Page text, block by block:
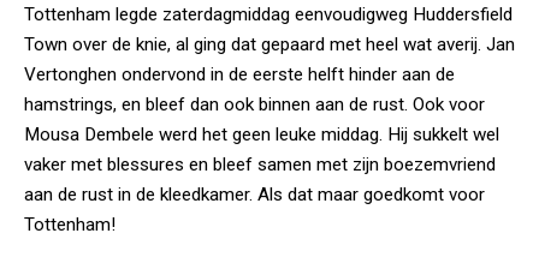
Tottenham legde zaterdagmiddag eenvoudigweg Huddersfield
Town over de knie, al ging dat gepaard met heel wat averij. Jan
Vertonghen ondervond in de eerste helft hinder aan de
hamstrings, en bleef dan ook binnen aan de rust. Ook voor
Mousa Dembele werd het geen leuke middag. Hij sukkelt wel
vaker met blessures en bleef samen met zijn boezemvriend
aan de rust in de kleedkamer. Als dat maar goedkomt voor
Tottenham!